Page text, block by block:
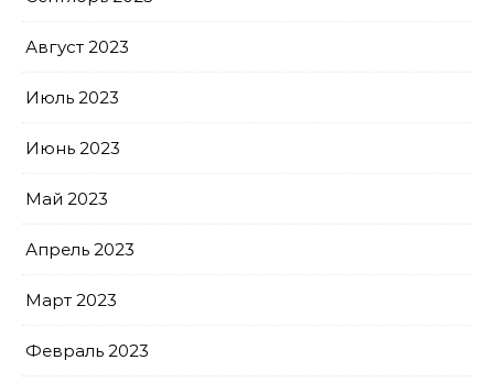
Август 2023
Июль 2023
Июнь 2023
Май 2023
Апрель 2023
Март 2023
Февраль 2023